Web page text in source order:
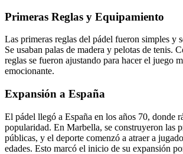
Primeras Reglas y Equipamiento
Las primeras reglas del pádel fueron simples y
Se usaban palas de madera y pelotas de tenis.
reglas se fueron ajustando para hacer el juego
emocionante.
Expansión a España
El pádel llegó a España en los años 70, donde
popularidad. En Marbella, se construyeron las
públicas, y el deporte comenzó a atraer a
edades. Esto marcó el inicio de su expansión